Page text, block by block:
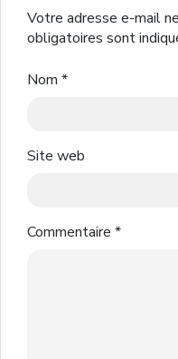
Votre adresse e-mail
obligatoires sont
Nom *
Site web
Commentaire *